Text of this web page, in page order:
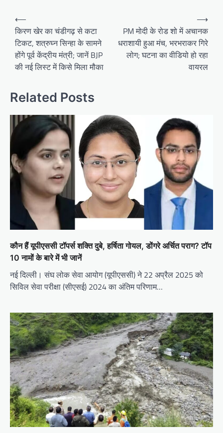
Post
navigation
⟵
किरण खेर का चंडीगढ़ से कटा
टिकट, शत्रुघ्न सिन्हा के सामने
होंगे पूर्व केंद्रीय मंत्री; जानें BJP
की नई लिस्ट में किसे मिला मौका
PM मोदी के रोड शो में अचानक
धराशायी हुआ मंच, भरभराकर गिरे
लोग; घटना का वीडियो हो रहा
वायरल
⟶
Related Posts
कौन हैं यूपीएससी टॉपर्स शक्ति दुबे, हर्षिता गोयल, डोंगरे अर्चित पराग? टॉप
10 नामों के बारे में भी जानें
नई दिल्ली। संघ लोक सेवा आयोग (यूपीएससी) ने 22 अप्रैल 2025 को
सिविल सेवा परीक्षा (सीएसई) 2024 का अंतिम परिणाम…